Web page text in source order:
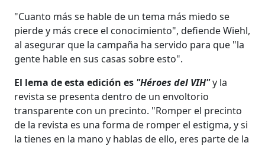
"Cuanto más se hable de un tema más miedo se
pierde y más crece el conocimiento", defiende Wiehl,
al asegurar que la campaña ha servido para que "la
gente hable en sus casas sobre esto".
El lema de esta edición es "Héroes del VIH"y la
revista se presenta dentro de un envoltorio
transparente con un precinto. "Romper el precinto
de la revista es una forma de romper el estigma, y si
la tienes en la mano y hablas de ello, eres parte de la